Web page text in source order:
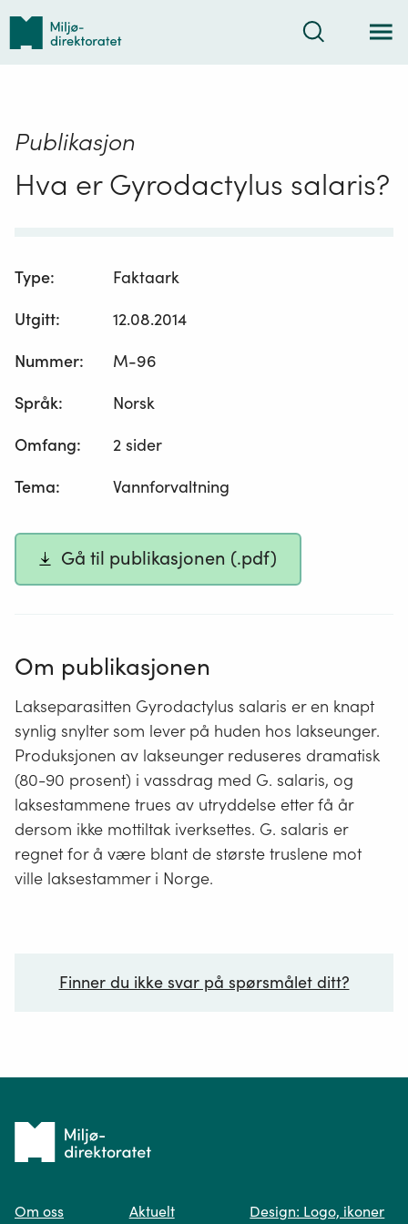
Tilbake
forsiden
Søk
Publikasjon
Hva er Gyrodactylus salaris?
Type:
Faktaark
Utgitt:
12.08.2014
Nummer:
M-96
Språk:
Norsk
Omfang:
2 sider
Tema: Vannforvaltning
Gå til publikasjonen (.pdf)
Om publikasjonen
Lakseparasitten Gyrodactylus salaris er en knapt
synlig snylter som lever på huden hos lakseunger.
Produksjonen av lakseunger reduseres dramatisk
(80-90 prosent) i vassdrag med G. salaris, og
laksestammene trues av utryddelse etter få år
dersom ikke mottiltak iverksettes. G. salaris er
regnet for å være blant de største truslene mot
ville laksestammer i Norge.
Finner du ikke svar på spørsmålet ditt?
Tilbake
forsiden
Om oss Aktuelt Design: Logo, ikoner